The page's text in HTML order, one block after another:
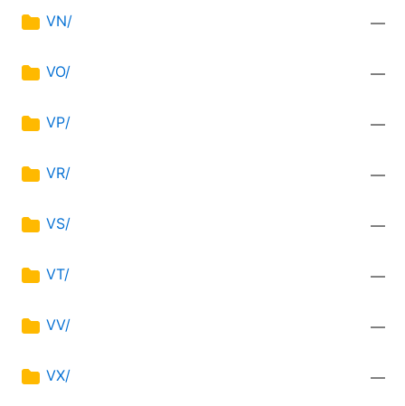
VN/ —
VO/ —
VP/ —
VR/ —
VS/ —
VT/ —
VV/ —
VX/ —